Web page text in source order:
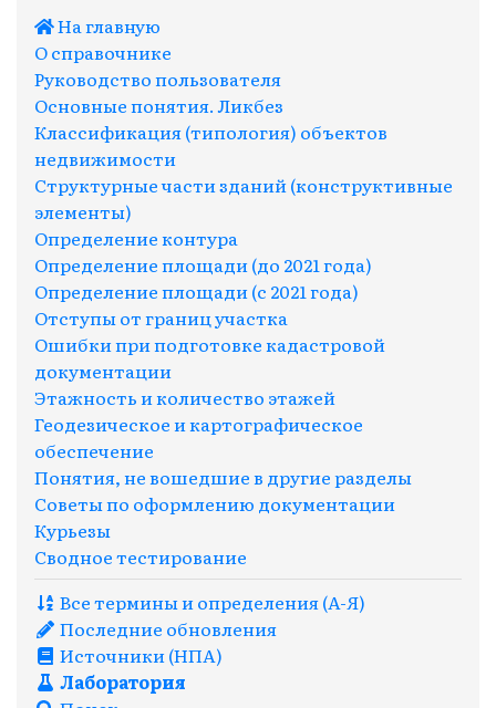
На главную
О справочнике
Руководство пользователя
Основные понятия. Ликбез
Классификация (типология) объектов
недвижимости
Структурные части зданий (конструктивные
элементы)
Определение контура
Определение площади (до 2021 года)
Определение площади (с 2021 года)
Отступы от границ участка
Ошибки при подготовке кадастровой
документации
Этажность и количество этажей
Геодезическое и картографическое
обеспечение
Понятия, не вошедшие в другие разделы
Советы по оформлению документации
Курьезы
Сводное тестирование
Все термины и определения (A-Я)
Последние обновления
Источники (НПА)
Лаборатория